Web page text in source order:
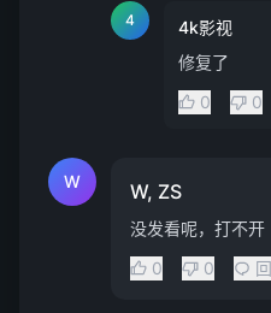
4 4k影视
修复了
0
0
W W, ZS
没发看呢，打不开
0
0